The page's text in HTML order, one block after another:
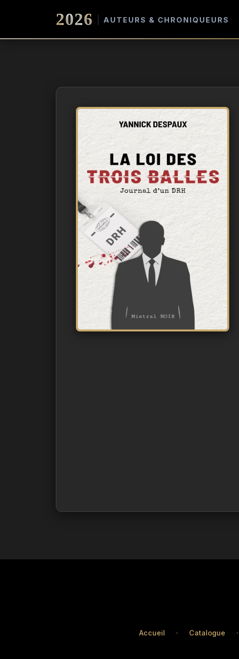
2026 AUTEURS & CHRONIQUEURS
Accueil · Catalogue ·